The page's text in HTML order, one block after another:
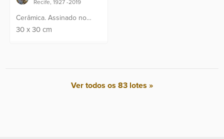
Recife, 1927 -2019
Cerâmica. Assinado no
canto inferior.
30x 30cm
Ver todos os 83 lotes »